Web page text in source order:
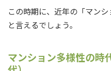
この時期に、近年の「マン
と言えるでしょう。
マンション多様性の